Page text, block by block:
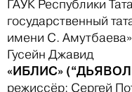
ГАУК Республики
государственный
имени С. Амутбаева»
Гусейн Джавид
«ИБЛИС»
режиссёр: Сергей